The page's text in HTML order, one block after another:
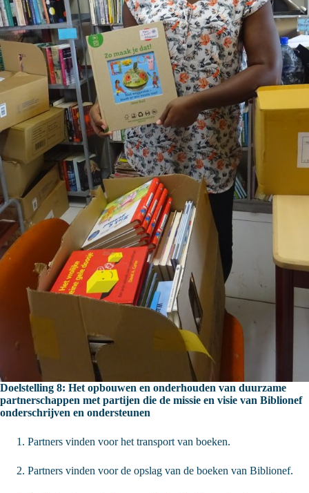
Doelstelling 8: Het opbouwen en onderhouden van duurzame
partnerschappen met partijen die de missie en visie van Biblionef
onderschrijven en ondersteunen
Partners vinden voor het transport van boeken.
Partners vinden voor de opslag van de boeken van Biblionef.